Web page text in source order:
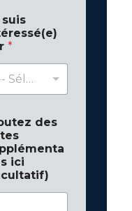
*
--- Sélectionner une formation ---
des
ici